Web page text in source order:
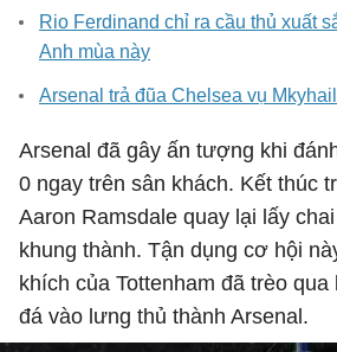
Rio Ferdinand chỉ ra cầu thủ xuất
Anh mùa này
Arsenal trả đũa Chelsea vụ
Arsenal đã gây ấn tượng khi
0 ngay trên sân khách. Kết thúc
Aaron Ramsdale quay lại lấy
khung thành. Tận dụng cơ hội
khích của Tottenham đã trèo
đá vào lưng thủ thành Arsenal.